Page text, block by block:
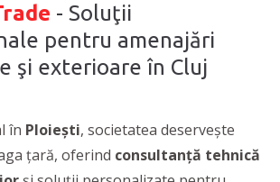
- Soluţii
pentru amenajări
şi exterioare în Cluj
în Ploieşti, societatea deservește
țară, oferind consultanță tehnică